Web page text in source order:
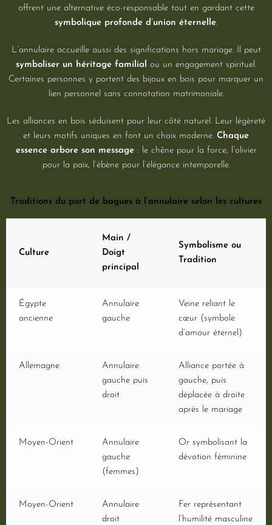
offrent une alternative éco-responsable tout en gardant cette
symbolique profonde d’union éternelle.
L’annulaire accueille aussi des significations hors mariage. Il peut
symboliser un héritage familial
ou un engagement spirituel.
Certaines personnes y portent des bijoux en bois pour marquer un
lien personnel sans connotation matrimoniale.
Les alliances en bois séduisent pour leur côté naturel. Leur légèreté
et leurs motifs uniques en font un choix moderne. Chaque
essence arbore son message: le chêne pour la force, l’olivier
pour la paix, l’ébène pour l’élégance intemporelle.
Traditions du port de bagues à l’annulaire selon les cultures
Culture
Main /
Doigt
principal
Symbolisme ou
Tradition
Égypte
ancienne
Annulaire
gauche
Veine reliant le
cœur (symbole
d’amour éternel)
Allemagne
Annulaire
gauche puis
droit
Alliance portée à
gauche, puis
déplacée à droite
après le mariage
Moyen-Orient
Annulaire
gauche
(femmes)
Or symbolisant la
dévotion féminine
Moyen-Orient
Annulaire
droit
Fer représentant
l’humilité masculine